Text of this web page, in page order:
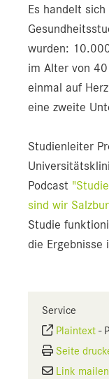
Es handelt
wurden:
im Alter von
einmal auf
eine zweite
Studienleiter
Podcast
sind wir
Studie
die Ergebnisse
Service
Plaintext -
Seite
Link mailen